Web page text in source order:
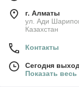
г. Алматы
ул. Ади
Казахстан
Контакты
Сегодня
Показать